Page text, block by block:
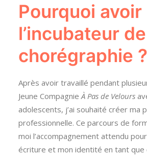
Pourquoi
l’incubateur de
chorégraphie ?
Après avoir travaillé pendant
Jeune CompagnieÀ Pas de Velours
adolescents, j’ai souhaité créer ma
professionnelle. Ce parcours de
moi l’accompagnement attendu
écriture et mon identité en tant